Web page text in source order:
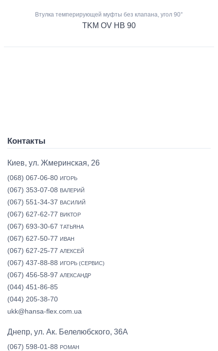
Втулка темперирующей муфты без клапана, угол 90°
TKM OV HB 90
Контакты
Киев, ул. Жмеринская, 26
(068) 067-06-80 ИГОРЬ
(067) 353-07-08 ВАЛЕРИЙ
(067) 551-34-37 ВАСИЛИЙ
(067) 627-62-77 ВИКТОР
(067) 693-30-67 ТАТЬЯНА
(067) 627-50-77 ИВАН
(067) 627-25-77 АЛЕКСЕЙ
(067) 437-88-88 ИГОРЬ (СЕРВИС)
(067) 456-58-97 АЛЕКСАНДР
(044) 451-86-85
(044) 205-38-70
ukk@hansa-flex.com.ua
Днепр, ул. Ак. Белелюбского, 36А
(067) 598-01-88 РОМАН